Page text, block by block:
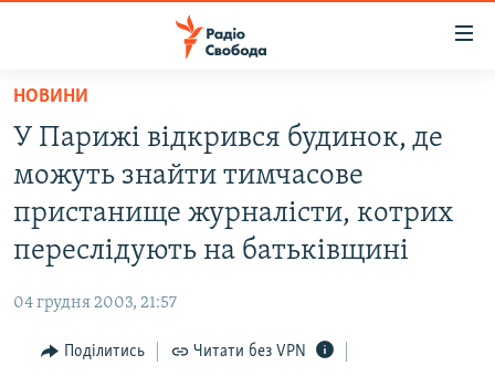
Перейти
основного
матеріалу
Перейти
до
основної
Перейти
пошуку
ВСЕ ЗА ДОБУ
СТАТТІ
СУСПІЛЬСТВО
КУЛЬТУРА
ДОНБАС.РЕАЛІЇ
КРИМ.РЕАЛІЇ
НОВИНИ
У Парижі відкрився будинок, де
можуть знайти тимчасове
пристанище журналісти, котрих
переслідують на батьківщині
04 грудня 2003, 21:57
Поділитись Читати без VPN